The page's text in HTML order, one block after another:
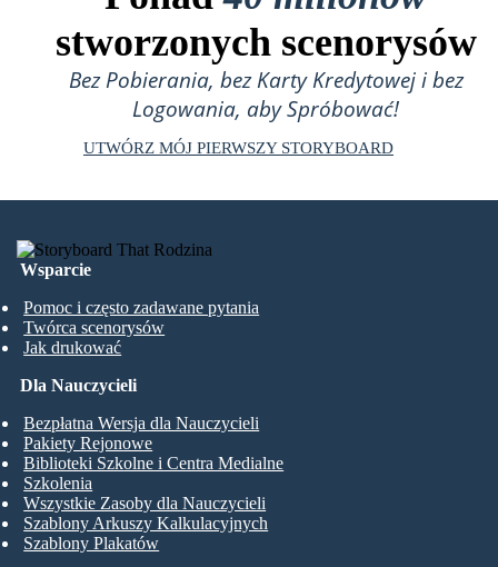
stworzonych scenorysów
Bez Pobierania, bez Karty Kredytowej i bez
Logowania, aby Spróbować!
UTWÓRZ MÓJ PIERWSZY STORYBOARD
Wsparcie
Pomoc i często zadawane pytania
Twórca scenorysów
Jak drukować
Dla Nauczycieli
Bezpłatna Wersja dla Nauczycieli
Pakiety Rejonowe
Biblioteki Szkolne i Centra Medialne
Szkolenia
Wszystkie Zasoby dla Nauczycieli
Szablony Arkuszy Kalkulacyjnych
Szablony Plakatów